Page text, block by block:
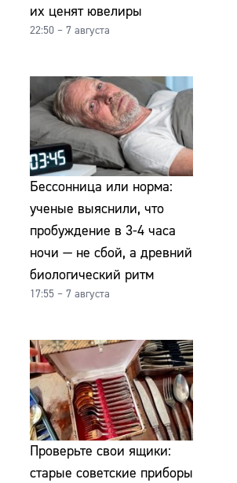
их ценят ювелиры
22:50 – 7 августа
Бессонница или норма:
ученые выяснили, что
пробуждение в 3-4 часа
ночи — не сбой, а древний
биологический ритм
17:55 – 7 августа
Проверьте свои ящики:
старые советские приборы